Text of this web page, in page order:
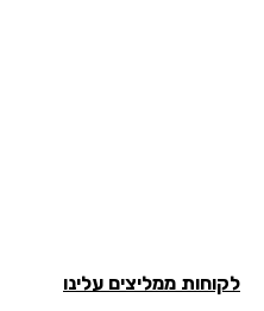
ממליצים עלינו